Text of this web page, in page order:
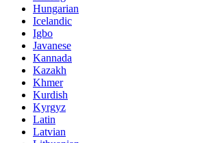
Hungarian
Icelandic
Igbo
Javanese
Kannada
Kazakh
Khmer
Kurdish
Kyrgyz
Latin
Latvian